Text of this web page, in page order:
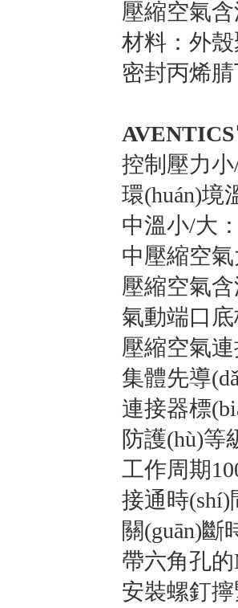
壓縮空氣含
材料：外
密封丙烯
控制壓力小
環(huán)境
中溫小/大
中壓縮空
壓縮空氣含
氣動端口底
壓縮空氣
集體先導
連接器標
防護(hù)等
工作周期
接通時(shí)
關(guān)斷
帶六角孔
安裝螺釘